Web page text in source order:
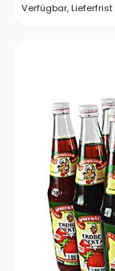
Verfügbar,